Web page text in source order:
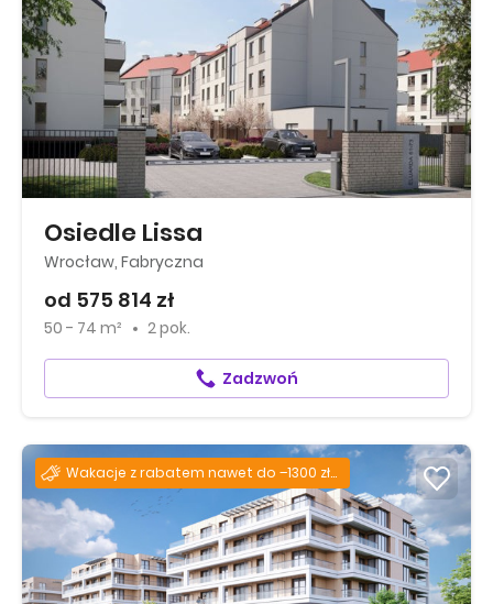
Osiedle Lissa
Wrocław, Fabryczna
od 575 814 zł
50 - 74 m² 2 pok.
Zadzwoń
Wakacje z rabatem nawet do –1300 zł za każdy m²!